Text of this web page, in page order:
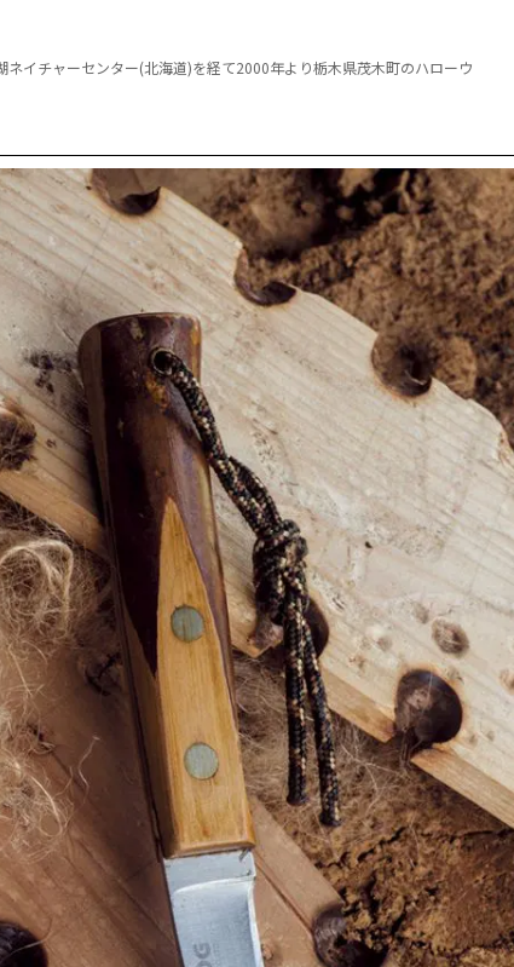
イチャーセンター(北海道)を経て2000年より栃木県茂木町のハローウ